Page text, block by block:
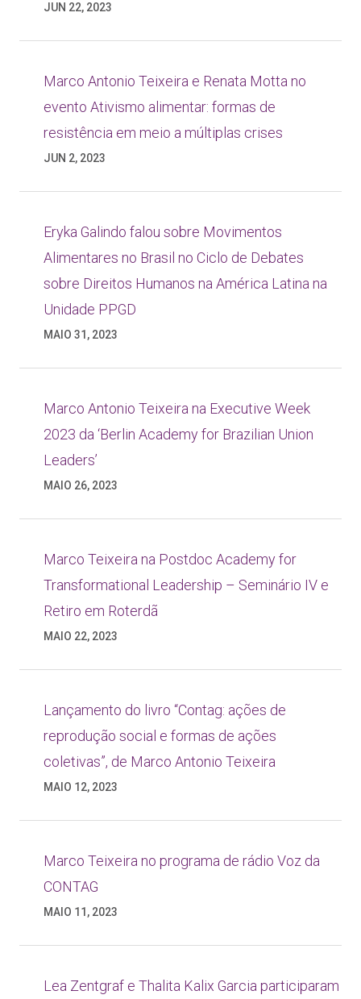
JUN 22, 2023
Marco Antonio Teixeira e Renata Motta no
evento Ativismo alimentar: formas de
resistência em meio a múltiplas crises
JUN 2, 2023
Eryka Galindo falou sobre Movimentos
Alimentares no Brasil no Ciclo de Debates
sobre Direitos Humanos na América Latina na
Unidade PPGD
MAIO 31, 2023
Marco Antonio Teixeira na Executive Week
2023 da ‘Berlin Academy for Brazilian Union
Leaders’
MAIO 26, 2023
Marco Teixeira na Postdoc Academy for
Transformational Leadership – Seminário IV e
Retiro em Roterdã
MAIO 22, 2023
Lançamento do livro “Contag: ações de
reprodução social e formas de ações
coletivas”, de Marco Antonio Teixeira
MAIO 12, 2023
Marco Teixeira no programa de rádio Voz da
CONTAG
MAIO 11, 2023
Lea Zentgraf e Thalita Kalix Garcia participaram